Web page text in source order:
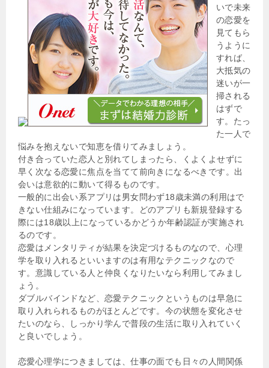
いで未来
の恋愛を
見てもら
うように
すれば、
大抵気の
迷いが一
掃される
はずで
す。たっ
た一人で
悩みを抱えないで知恵を借りてみましょう。
付き合っていた恋人と別れてしまったら、くよくよせずに
早く次なる恋愛に焦点を当てて前向きになるべきです。出
会いは意欲的に動いて得るものです。
一般的に出会い系アプリは男女問わず18歳未満の利用はで
きない仕組みになっています。どのアプリも新規登録する
際には18歳以上になっているかどうか年齢認証が実施され
るのです。
恋愛はメンタリティが結果を決定づけるものなので、心理
学を取り入れるといいますのは有用なテクニックなので
す。意識している人と仲良くなりたいなら利用してみまし
ょう。
ダブルバインドなど、恋愛テクニックというものは早急に
取り入れられるものがほとんどです。今の状態を変化させ
たいのなら、しっかり学んで普段の生活に取り入れていく
と良いでしょう。
恋愛心理学につきましては、仕事の面でも日々の人間関係